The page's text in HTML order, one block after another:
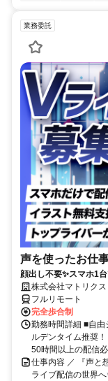
業務委託
声を使ったお仕
顔出し不要✨スマホ1
株式会社マトリクス
フルリモート
完全歩合制
勤務時間詳細 ■自
ルデンタイム推奨
50時間以上の配信
仕事内容 ／ 『声と
ライブ配信の世界